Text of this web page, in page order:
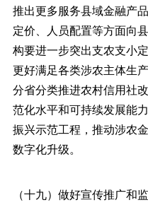
推出更多服务县域金融产
定价、人员配置等方面向
构要进一步突出支农支小
更好满足各类涉农主体生
分省分类推进农村信用社
范化水平和可持续发展能
振兴示范工程，推动涉农
数字化升级。
（十九）做好宣传推广和